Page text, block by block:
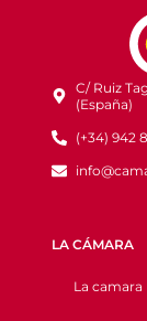
C/ Ruiz
(España)
(+34) 942
LA CÁMARA
La camara